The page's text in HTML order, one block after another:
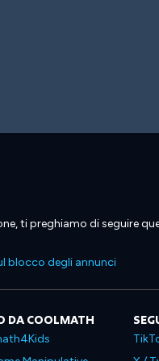
ti preghiamo di seguire
blocco degli annunci
DA COOLMATH